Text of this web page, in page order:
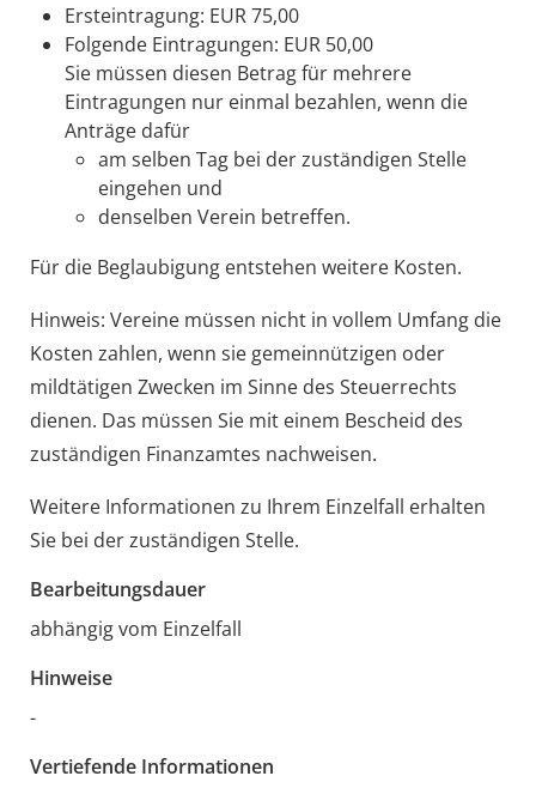
Ersteintragung: EUR 75,00
Folgende Eintragungen: EUR 50,00
Sie müssen diesen Betrag für mehrere
Eintragungen nur einmal bezahlen, wenn die
Anträge dafür
am selben Tag bei der zuständigen Stelle
eingehen und
denselben Verein betreffen.
Für die Beglaubigung entstehen weitere Kosten.
Hinweis: Vereine müssen nicht in vollem Umfang die
Kosten zahlen, wenn sie gemeinnützigen oder
mildtätigen Zwecken im Sinne des Steuerrechts
dienen. Das müssen Sie mit einem Bescheid des
zuständigen Finanzamtes nachweisen.
Weitere Informationen zu Ihrem Einzelfall erhalten
Sie bei der zuständigen Stelle.
Bearbeitungsdauer
abhängig vom Einzelfall
Hinweise
-
Vertiefende Informationen